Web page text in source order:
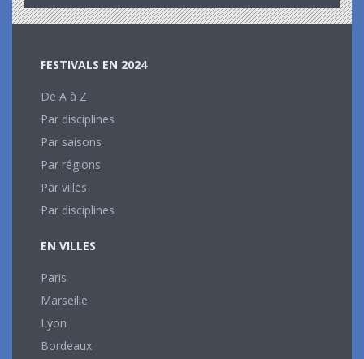
FESTIVALS EN 2024
De A à Z
Par disciplines
Par saisons
Par régions
Par villes
Par disciplines
EN VILLES
Paris
Marseille
Lyon
Bordeaux